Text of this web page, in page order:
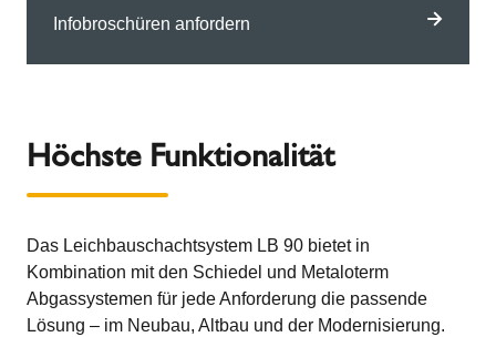
Infobroschüren anfordern
Höchste Funktionalität
Das Leichbauschachtsystem LB 90 bietet in
Kombination mit den Schiedel und Metaloterm
Abgassystemen für jede Anforderung die passende
Lösung – im Neubau, Altbau und der Modernisierung.